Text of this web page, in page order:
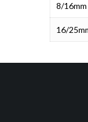
8/16mm
16/